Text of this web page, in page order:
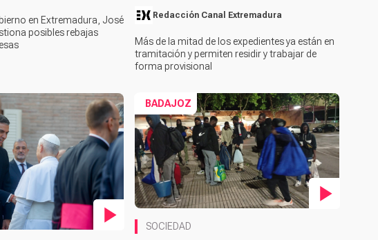
en Extremadura, José
posibles rebajas
Redacción Canal Extremadura
Más de la mitad de los expedientes ya están en
tramitación y permiten residir y trabajar de
forma provisional
BADAJOZ
SOCIEDAD